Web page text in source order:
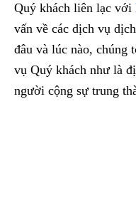
Quý khách liên lạc với
vấn về các dịch vụ
đâu và lúc nào, chúng
vụ Quý khách như là
người cộng sự trung